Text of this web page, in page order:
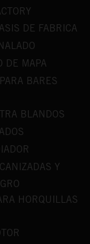
DE FABRICA
DE MAPA
BARES
BLANDOS
Y
HORQUILLAS